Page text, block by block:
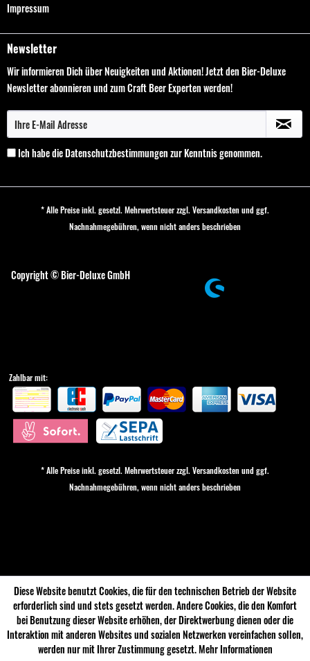
Impressum
Newsletter
Wir informieren Dich über Neuigkeiten und Aktionen! Jetzt den Bier-Deluxe
Newsletter abonnieren und zum Craft Beer Experten werden!
Ich habe dieDatenschutzbestimmungenzur Kenntnis genommen.
* Alle Preise inkl. gesetzl. Mehrwertsteuer zzgl. Versandkostenund ggf.
Nachnahmegebühren, wenn nicht anders beschrieben
Copyright © Bier-Deluxe GmbH
Zahlbar mit:
* Alle Preise inkl. gesetzl. Mehrwertsteuer zzgl. Versandkostenund ggf.
Nachnahmegebühren, wenn nicht anders beschrieben
Diese Website benutzt Cookies, die für den technischen Betrieb der Website
erforderlich sind und stets gesetzt werden. Andere Cookies, die den Komfort
bei Benutzung dieser Website erhöhen, der Direktwerbung dienen oder die
Interaktion mit anderen Websites und sozialen Netzwerken vereinfachen sollen,
werden nur mit Ihrer Zustimmung gesetzt.Mehr Informationen